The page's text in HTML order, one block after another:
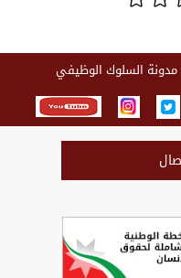
مدونة السلوك الوظيفي